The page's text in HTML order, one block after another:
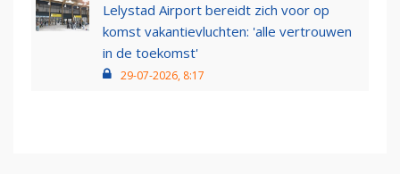
Lelystad Airport bereidt zich voor op
komst vakantievluchten: 'alle vertrouwen
in de toekomst'
29-07-2026, 8:17